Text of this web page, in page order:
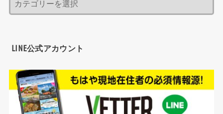
LINE公式アカウント